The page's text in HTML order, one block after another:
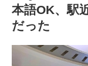
本語OK、駅
だった